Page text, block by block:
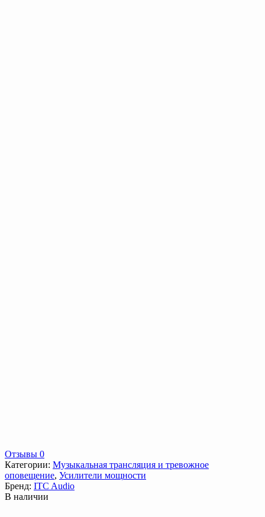
Отзывы 0
Категории: Музыкальная трансляция и тревожное
оповещение, Усилители мощности
Бренд: ITC Audio
В наличии